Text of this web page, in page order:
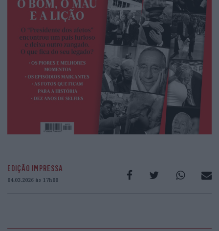
EDIÇÃO IMPRESSA
04.03.2026 às 17h00